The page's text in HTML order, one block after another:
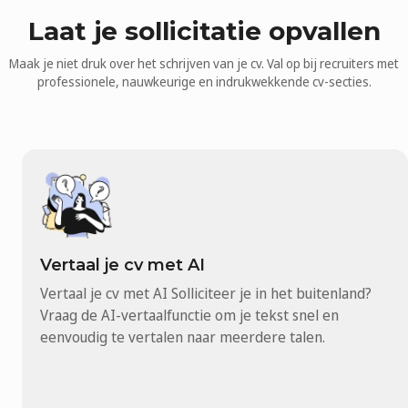
Laat je sollicitatie opvallen
Maak je niet druk over het schrijven van je cv. Val op bij recruiters met
professionele, nauwkeurige en indrukwekkende cv-secties.
Kies uit meer dan 20 cv-sjablonen
Elk cv-sjabloon is zorgvuldig samengesteld voor
verschillende niveaus van werkervaring. Met onze cv-
generator schakel je eenvoudig tussen sjablonen.
Pas je cv aan op de functie
Ontworpen door experts en geschikt voor elke
carrière. Je kunt je gekozen cv-sjabloon eenvoudig
aanpassen aan de functie en je cv geschikt maken
Vertaal je cv met AI
Vertaal je cv met AI Solliciteer je in het buitenland?
Vraag de AI-vertaalfunctie om je tekst snel en
eenvoudig te vertalen naar meerdere talen.